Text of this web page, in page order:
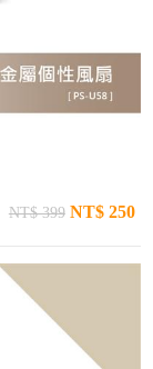
NT$ 399 NT$ 250